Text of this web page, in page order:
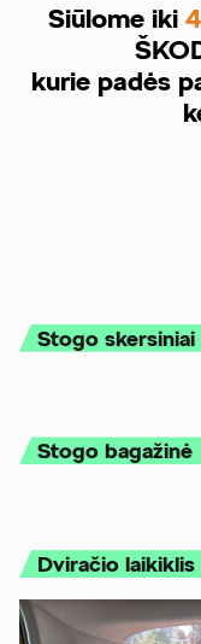
Siūlome iki
kurie padės
Stogo
Stogo
Dviračio